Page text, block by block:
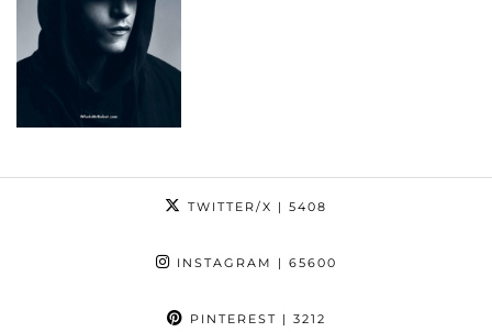
TWITTER/X | 5408
INSTAGRAM | 65600
PINTEREST | 3212